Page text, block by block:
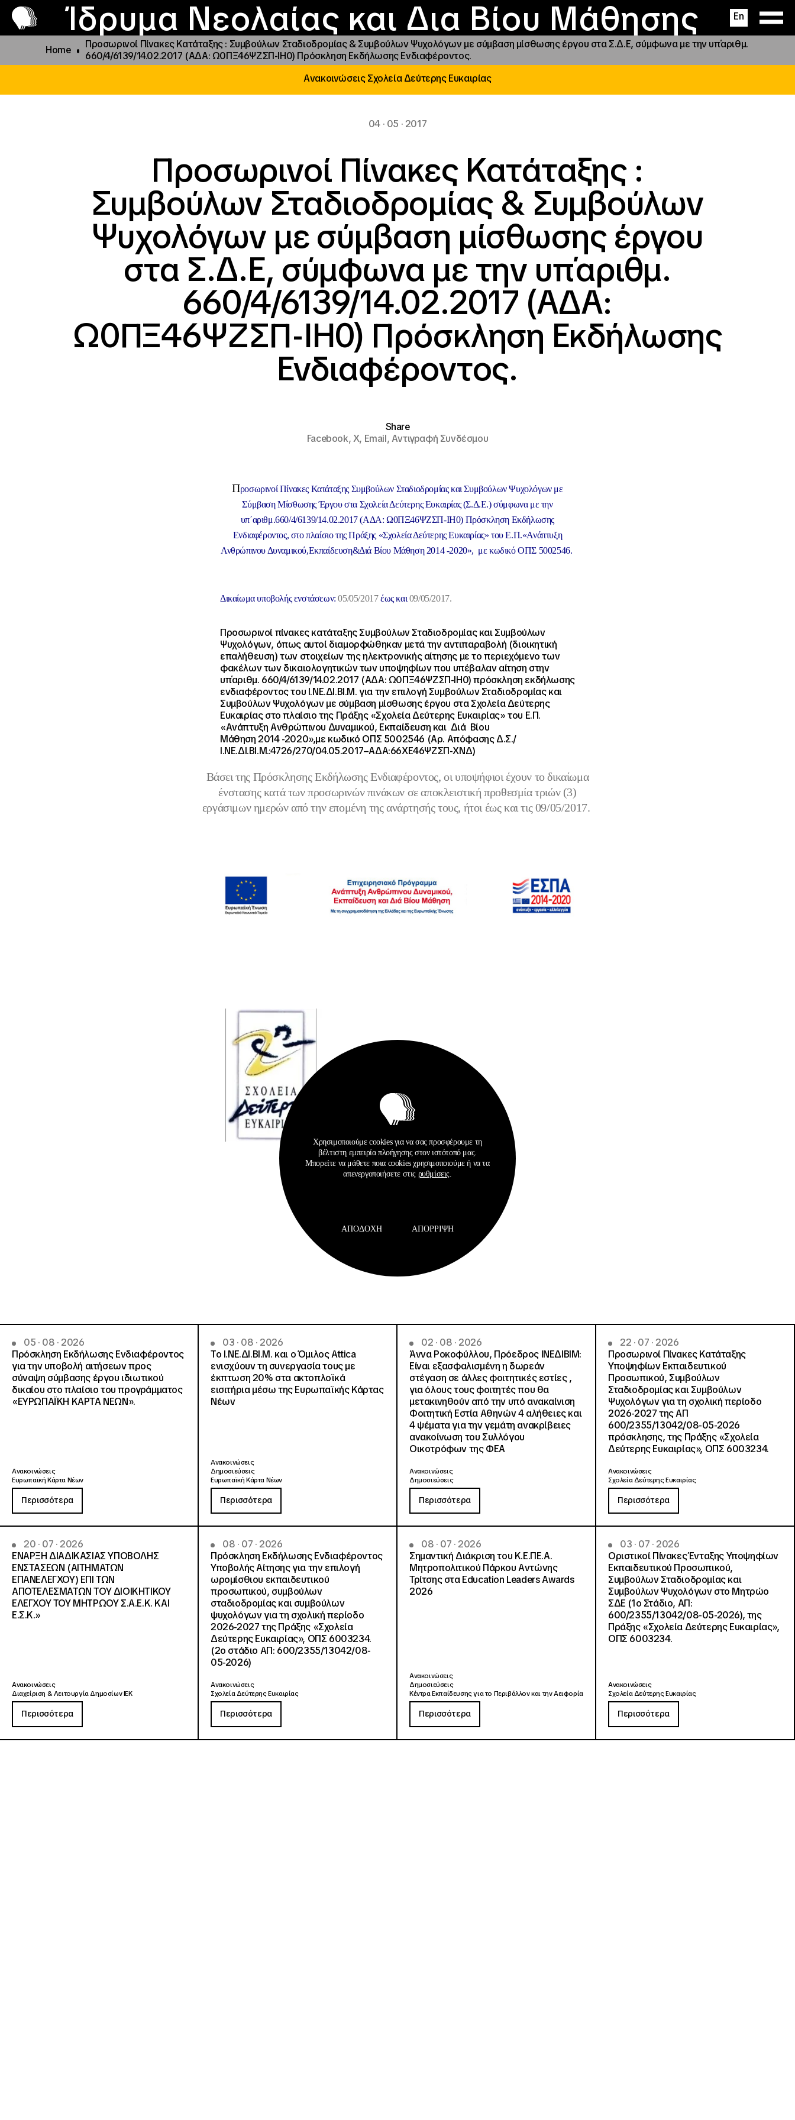
Ίδρυμα Νεολαίας και Δια Βίου Μάθησης En
Το ΙΝΕΔΙΒΙΜ
Προγράμματα και δράσεις
Φοιτητικές Εστίες
Παραχώρηση αιγίδας
Νέα
Επικοινωνία
Home
Προσωρινοί Πίνακες Κατάταξης : Συμβούλων Σταδιοδρομίας & Συμβούλων Ψυχολόγων με σύμβαση μίσθωσης έργου στα Σ.Δ.Ε, σύμφωνα με την υπ΄αριθμ.
660/4/6139/14.02.2017 (ΑΔΑ: Ω0ΠΞ46ΨΖΣΠ-ΙΗ0) Πρόσκληση Εκδήλωσης Ενδιαφέροντος.
Ανακοινώσεις Σχολεία Δεύτερης Ευκαιρίας
04 · 05 · 2017
Προσωρινοί Πίνακες Κατάταξης :
Συμβούλων Σταδιοδρομίας & Συμβούλων
Ψυχολόγων με σύμβαση μίσθωσης έργου
στα Σ.Δ.Ε, σύμφωνα με την υπ΄αριθμ.
660/4/6139/14.02.2017 (ΑΔΑ:
Ω0ΠΞ46ΨΖΣΠ-ΙΗ0) Πρόσκληση Εκδήλωσης
Ενδιαφέροντος.
Share
Facebook,X, Email,Αντιγραφή Συνδέσμου
Προσωρινοί Πίνακες Κατάταξης Συμβούλων Σταδιοδρομίας και Συμβούλων Ψυχολόγων με
Σύμβαση Μίσθωσης Έργου στα Σχολεία Δεύτερης Ευκαιρίας (Σ.Δ.Ε.) σύμφωνα με την
υπ΄αριθμ.660/4/6139/14.02.2017 (ΑΔΑ: Ω0ΠΞ46ΨΖΣΠ-ΙΗ0) Πρόσκληση Εκδήλωσης
Ενδιαφέροντος, στο πλαίσιο της Πράξης «Σχολεία Δεύτερης Ευκαιρίας» του Ε.Π.«Ανάπτυξη
Ανθρώπινου Δυναμικού,Εκπαίδευση&Διά Βίου Μάθηση 2014 -2020», με κωδικό ΟΠΣ 5002546.
Δικαίωμα υποβολής ενστάσεων:05/05/2017έως και 09/05/2017.
Προσωρινοί πίνακες κατάταξης Συμβούλων Σταδιοδρομίας και Συμβούλων
Ψυχολόγων, όπως αυτοί διαμορφώθηκαν μετά την αντιπαραβολή (διοικητική
επαλήθευση) των στοιχείων της ηλεκτρονικής αίτησης με το περιεχόμενο των
φακέλων των δικαιολογητικών των υποψηφίων που υπέβαλαν αίτηση στην
υπ΄αριθμ. 660/4/6139/14.02.2017 (ΑΔΑ: Ω0ΠΞ46ΨΖΣΠ-ΙΗ0) πρόσκληση εκδήλωσης
ενδιαφέροντος του Ι.ΝΕ.ΔΙ.ΒΙ.Μ. για την επιλογή Συμβούλων Σταδιοδρομίας και
Συμβούλων Ψυχολόγων με σύμβαση μίσθωσης έργου στα Σχολεία Δεύτερης
Ευκαιρίας στο πλαίσιο της Πράξης «Σχολεία Δεύτερης Ευκαιρίας» του Ε.Π.
«Ανάπτυξη Ανθρώπινου Δυναμικού, Εκπαίδευση και Διά Βίου
Μάθηση 2014 -2020»,με κωδικό ΟΠΣ 5002546 (Αρ. Απόφασης Δ.Σ./
Ι.ΝΕ.ΔΙ.ΒΙ.Μ.:4726/270/04.05.2017–ΑΔΑ:66ΧΕ46ΨΖΣΠ-ΧΝΔ)
Βάσει της Πρόσκλησης Εκδήλωσης Ενδιαφέροντος, οι υποψήφιοι έχουν το δικαίωμα
ένστασης κατά των προσωρινών πινάκων σε αποκλειστική προθεσμία τριών (3)
εργάσιμων ημερών από την επομένη της ανάρτησής τους, ήτοι έως και τις 09/05/2017.
05 · 08 · 2026
Πρόσκληση Εκδήλωσης Ενδιαφέροντος
για την υποβολή αιτήσεων προς
σύναψη σύμβασης έργου ιδιωτικού
δικαίου στο πλαίσιο του προγράμματος
«ΕΥΡΩΠΑΪΚΗ ΚΑΡΤΑ ΝΕΩΝ».
Ανακοινώσεις
Ευρωπαϊκή Κάρτα Νέων
Περισσότερα
03 · 08 · 2026
Το Ι.ΝΕ.ΔΙ.ΒΙ.Μ. και o Όμιλος Attica
ενισχύουν τη συνεργασία τους με
έκπτωση 20% στα ακτοπλοϊκά
εισιτήρια μέσω της Ευρωπαϊκής Κάρτας
Νέων
Ανακοινώσεις
Δημοσιεύσεις
Ευρωπαϊκή Κάρτα Νέων
Περισσότερα
02 · 08 · 2026
Άννα Ροκοφύλλου, Πρόεδρος ΙΝΕΔΙΒΙΜ:
Είναι εξασφαλισμένη η δωρεάν
στέγαση σε άλλες φοιτητικές εστίες ,
για όλους τους φοιτητές που θα
μετακινηθούν από την υπό ανακαίνιση
Φοιτητική Εστία Αθηνών 4 αλήθειες και
4 ψέματα για την γεμάτη ανακρίβειες
ανακοίνωση του Συλλόγου
Οικοτρόφων της ΦΕΑ
Ανακοινώσεις
Δημοσιεύσεις
Περισσότερα
22 · 07 · 2026
Προσωρινοί Πίνακες Κατάταξης
Υποψηφίων Εκπαιδευτικού
Προσωπικού, Συμβούλων
Σταδιοδρομίας και Συμβούλων
Ψυχολόγων για τη σχολική περίοδο
2026-2027 της ΑΠ
600/2355/13042/08-05-2026
πρόσκλησης, της Πράξης «Σχολεία
Δεύτερης Ευκαιρίας», ΟΠΣ 6003234.
Ανακοινώσεις
Σχολεία Δεύτερης Ευκαιρίας
Περισσότερα
20 · 07 · 2026
ΕΝΑΡΞΗ ΔΙΑΔΙΚΑΣΙΑΣ ΥΠΟΒΟΛΗΣ
ΕΝΣΤΑΣΕΩΝ (ΑΙΤΗΜΑΤΩΝ
ΕΠΑΝΕΛΕΓΧΟΥ) ΕΠΙ ΤΩΝ
ΑΠΟΤΕΛΕΣΜΑΤΩΝ ΤΟΥ ΔΙΟΙΚΗΤΙΚΟΥ
ΕΛΕΓΧΟΥ ΤΟΥ ΜΗΤΡΩΟΥ Σ.Α.Ε.Κ. ΚΑΙ
Ε.Σ.Κ.»
Ανακοινώσεις
Διαχείριση & Λειτουργία Δημοσίων ΙΕΚ
Περισσότερα
08 · 07 · 2026
Πρόσκληση Εκδήλωσης Ενδιαφέροντος
Υποβολής Αίτησης για την επιλογή
ωρομίσθιου εκπαιδευτικού
προσωπικού, συμβούλων
σταδιοδρομίας και συμβούλων
ψυχολόγων για τη σχολική περίοδο
2026-2027 της Πράξης «Σχολεία
Δεύτερης Ευκαιρίας», ΟΠΣ 6003234.
(2ο στάδιο ΑΠ: 600/2355/13042/08-
05-2026)
Ανακοινώσεις
Σχολεία Δεύτερης Ευκαιρίας
Περισσότερα
08 · 07 · 2026
Σημαντική Διάκριση του Κ.Ε.ΠΕ.Α.
Μητροπολιτικού Πάρκου Αντώνης
Τρίτσης στα Education Leaders Awards
2026
Ανακοινώσεις
Δημοσιεύσεις
Κέντρα Εκπαίδευσης για το Περιβάλλον και την Αειφορία
Περισσότερα
03 · 07 · 2026
Οριστικοί Πίνακες Ένταξης Υποψηφίων
Εκπαιδευτικού Προσωπικού,
Συμβούλων Σταδιοδρομίας και
Συμβούλων Ψυχολόγων στο Μητρώο
ΣΔΕ (1ο Στάδιο, ΑΠ:
600/2355/13042/08-05-2026), της
Πράξης «Σχολεία Δεύτερης Ευκαιρίας»,
ΟΠΣ 6003234.
Ανακοινώσεις
Σχολεία Δεύτερης Ευκαιρίας
Περισσότερα
Χρησιμοποιούμε cookies για να σας προσφέρουμε τη
βέλτιστη εμπειρία πλοήγησης στον ιστότοπό μας.
Μπορείτε να μάθετε ποια cookies χρησιμοποιούμε ή να τα
απενεργοποιήσετε στις ρυθμίσεις
ΑΠΟΔΟΧΉ ΑΠΌΡΡΙΨΗ